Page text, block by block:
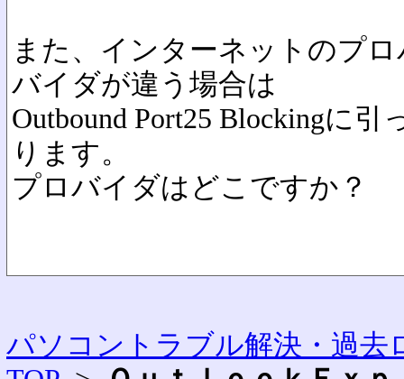
また、インターネットのプ
バイダが違う場合は
Outbound Port25 Blockingに
ります。
プロバイダはどこですか？
パソコントラブル解決・過去